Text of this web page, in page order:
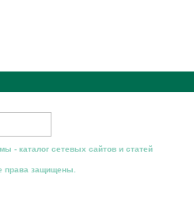
- каталог сетевых сайтов и статей
права защищены.